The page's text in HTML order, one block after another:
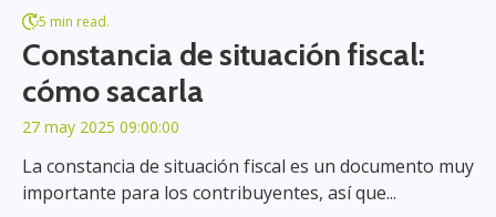
5 min read.
Constancia de situación fiscal:
cómo sacarla
27 may 2025 09:00:00
La constancia de situación fiscal es un documento muy
importante para los contribuyentes, así que...